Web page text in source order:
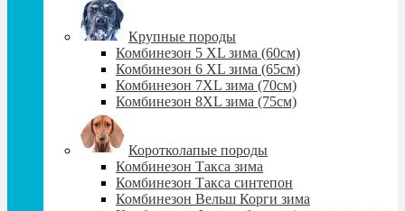
Крупные породы
Комбинезон 5 XL зима (60cм)
Комбинезон 6 XL зима (65cм)
Комбинезон 7XL зима (70см)
Комбинезон 8XL зима (75см)
Коротколапые породы
Комбинезон Такса зима
Комбинезон Такса синтепон
Комбинезон Вельш Корги зима